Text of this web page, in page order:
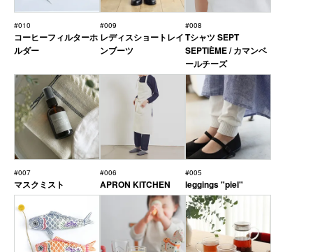
#010
コーヒーフィルターホ
ルダー
#009
レディスショートレイ
ンブーツ
#008
Tシャツ SEPT
SEPTIÈME / カマンベ
ールチーズ
#007
マスクミスト
#006
APRON KITCHEN
#005
leggings "piel"